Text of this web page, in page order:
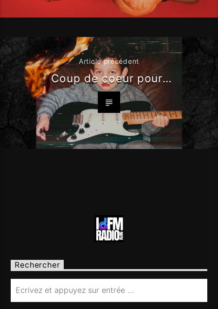
Article précédent
Coup de coeur pour…
Rechercher